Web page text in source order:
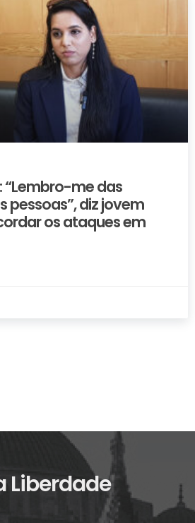
“Lembro-me das
pessoas”, diz jovem
os ataques em
Liberdade